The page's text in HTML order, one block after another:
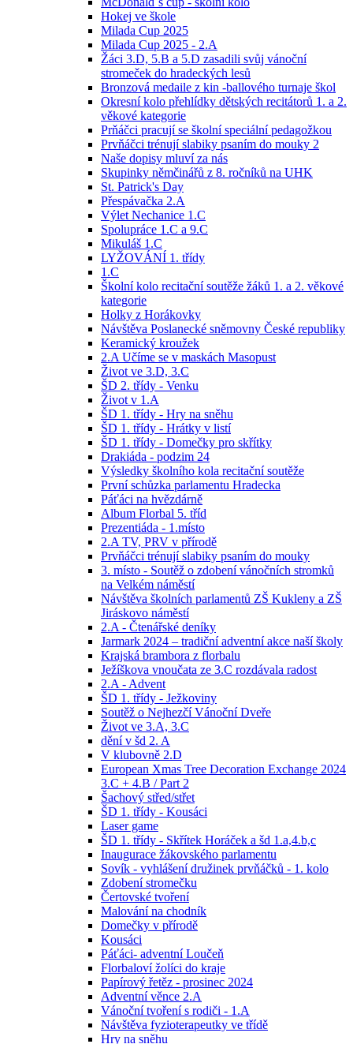
Hokej ve škole
Milada Cup 2025
Milada Cup 2025 - 2.A
Žáci 3.D, 5.B a 5.D zasadili svůj vánoční
stromeček do hradeckých lesů
Bronzová medaile z kin -ballového turnaje škol
Okresní kolo přehlídky dětských recitátorů 1. a 2.
věkové kategorie
Prňáčci pracují se školní speciální pedagožkou
Prvňáčci trénují slabiky psaním do mouky 2
Naše dopisy mluví za nás
Skupinky němčinářů z 8. ročníků na UHK
St. Patrick's Day
Přespávačka 2.A
Výlet Nechanice 1.C
Spolupráce 1.C a 9.C
Mikuláš 1.C
LYŽOVÁNÍ 1. třídy
1.C
Školní kolo recitační soutěže žáků 1. a 2. věkové
kategorie
Holky z Horákovky
Návštěva Poslanecké sněmovny České republiky
Keramický kroužek
2.A Učíme se v maskách Masopust
Život ve 3.D, 3.C
ŠD 2. třídy - Venku
Život v 1.A
ŠD 1. třídy - Hry na sněhu
ŠD 1. třídy - Hrátky v listí
ŠD 1. třídy - Domečky pro skřítky
Drakiáda - podzim 24
Výsledky školního kola recitační soutěže
První schůzka parlamentu Hradecka
Páťáci na hvězdárně
Album Florbal 5. tříd
Prezentiáda - 1.místo
2.A TV, PRV v přírodě
Prvňáčci trénují slabiky psaním do mouky
3. místo - Soutěž o zdobení vánočních stromků
na Velkém náměstí
Návštěva školních parlamentů ZŠ Kukleny a ZŠ
Jiráskovo náměstí
2.A - Čtenářské deníky
Jarmark 2024 – tradiční adventní akce naší školy
Krajská brambora z florbalu
Ježíškova vnoučata ze 3.C rozdávala radost
2.A - Advent
ŠD 1. třídy - Ježkoviny
Soutěž o Nejhezčí Vánoční Dveře
Život ve 3.A, 3.C
dění v šd 2. A
V klubovně 2.D
European Xmas Tree Decoration Exchange 2024
3.C + 4.B / Part 2
Šachový střed/střet
ŠD 1. třídy - Kousáci
Laser game
ŠD 1. třídy - Skřítek Horáček a šd 1.a,4.b,c
Inaugurace žákovského parlamentu
Sovík - vyhlášení družinek prvňáčků - 1. kolo
Zdobení stromečku
Čertovské tvoření
Malování na chodník
Domečky v přírodě
Kousáci
Páťáci- adventní Loučeň
Florbaloví žolíci do kraje
Papírový řetěz - prosinec 2024
Adventní věnce 2.A
Vánoční tvoření s rodiči - 1.A
Návštěva fyzioterapeutky ve třídě
Hry na sněhu